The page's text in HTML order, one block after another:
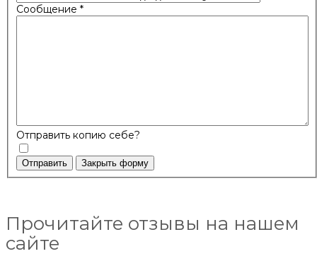
Сообщение *
Отправить копию себе?
Отправить Закрыть форму
Прочитайте отзывы на нашем
сайте